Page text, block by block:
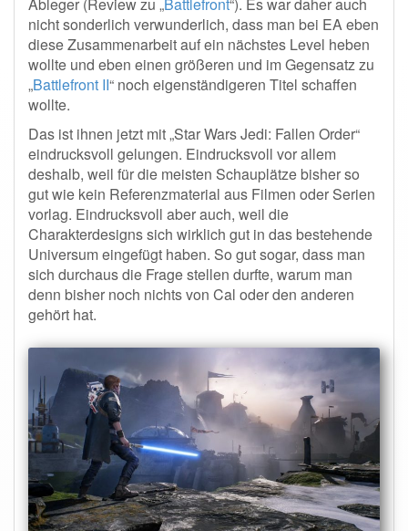
nicht sonderlich verwunderlich, dass man bei EA eben
diese Zusammenarbeit auf ein nächstes Level heben
wollte und eben einen größeren und im Gegensatz zu
„Battlefront II“ noch eigenständigeren Titel schaffen
wollte.
Das ist ihnen jetzt mit „Star Wars Jedi: Fallen Order“
eindrucksvoll gelungen. Eindrucksvoll vor allem
deshalb, weil für die meisten Schauplätze bisher so
gut wie kein Referenzmaterial aus Filmen oder Serien
vorlag. Eindrucksvoll aber auch, weil die
Charakterdesigns sich wirklich gut in das bestehende
Universum eingefügt haben. So gut sogar, dass man
sich durchaus die Frage stellen durfte, warum man
denn bisher noch nichts von Cal oder den anderen
gehört hat.